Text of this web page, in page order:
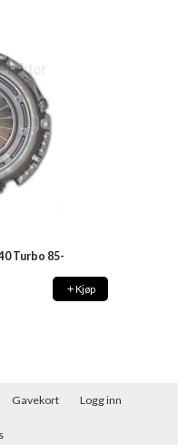
Turbo 85-
Kjøp
Gavekort Logg inn